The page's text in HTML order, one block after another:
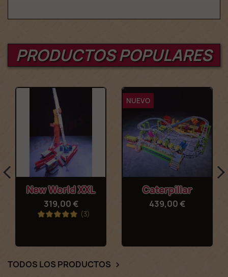
PRODUCTOS POPULARES
New World XXL
319,00 €
(3)
Caterpillar
439,00 €
NUEVO
TODOS LOS PRODUCTOS 